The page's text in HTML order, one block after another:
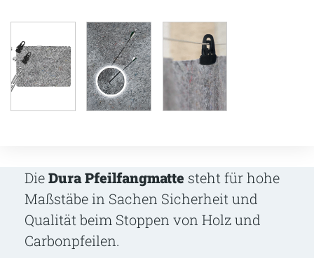
DieDura Pfeilfangmatte steht für hohe
Maßstäbe in Sachen Sicherheit und
Qualität beim Stoppen von Holz und
Carbonpfeilen.